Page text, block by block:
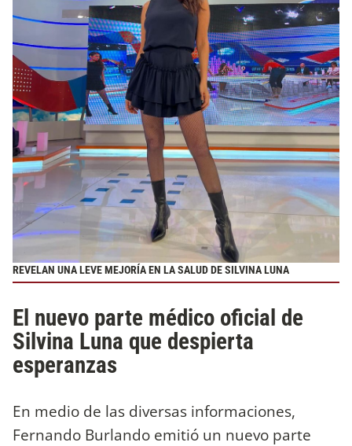
REVELAN UNA LEVE MEJORÍA EN LA SALUD DE SILVINA LUNA
El nuevo parte médico oficial de
Silvina Luna que despierta
esperanzas
En medio de las diversas informaciones,
Fernando Burlando emitió un nuevo parte